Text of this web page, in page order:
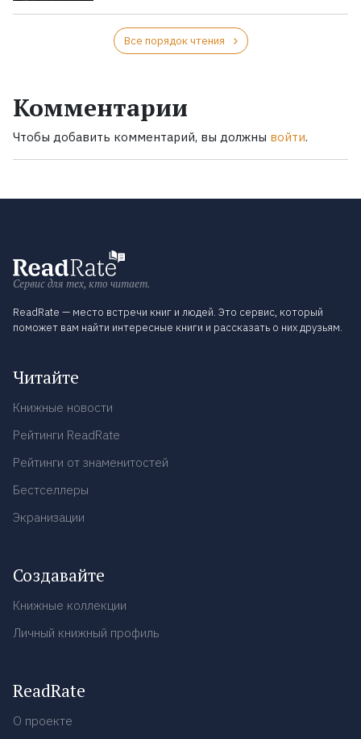
Все порядок чтения
Комментарии
Чтобы добавить комментарий, вы должны войти.
Сервис для тех, кто читает.
ReadRate — место встречи книг и людей. Это сервис, который
поможет вам найти интересные книги и рассказать о них друзьям.
Читайте
Книжные новости
Рейтинги ReadRate
Рейтинги от знаменитостей
Бестселлеры
Экранизации
Создавайте
Книжные коллекции
Личный книжный профиль
ReadRate
О проекте